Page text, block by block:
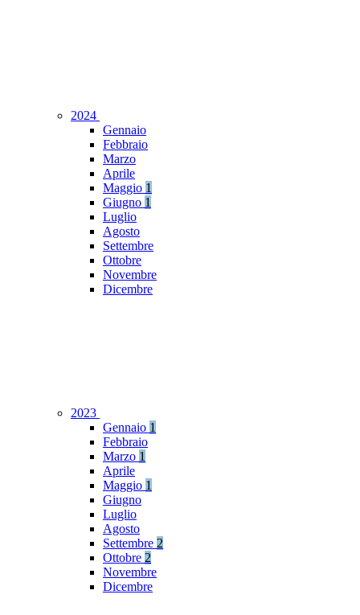
2024
Gennaio
Febbraio
Marzo
Aprile
Maggio 1
Giugno 1
Luglio
Agosto
Settembre
Ottobre
Novembre
Dicembre
2023
Gennaio 1
Febbraio
Marzo 1
Aprile
Maggio 1
Giugno
Luglio
Agosto
Settembre 2
Ottobre 2
Novembre
Dicembre